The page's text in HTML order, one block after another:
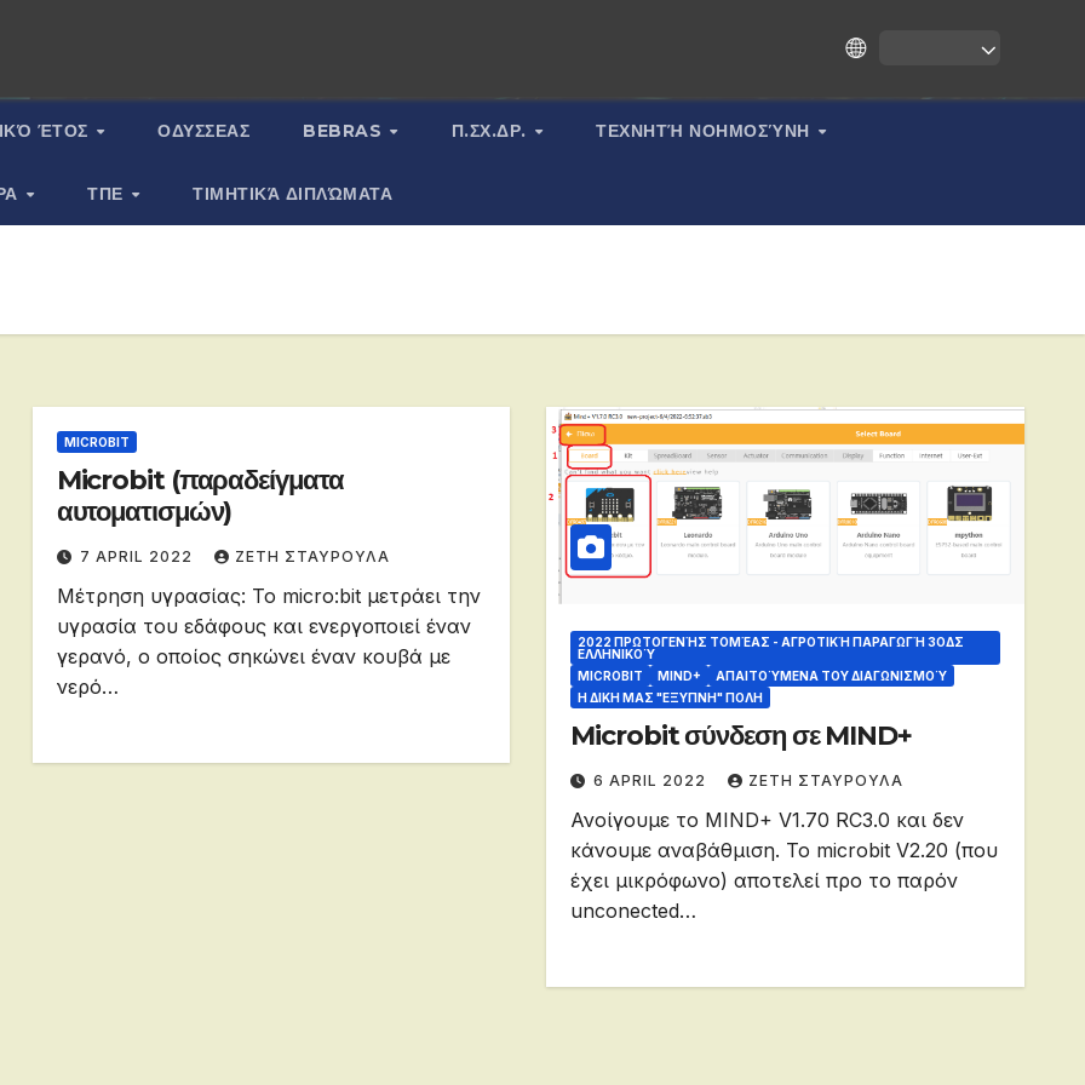
ΈΤΟΣ ΟΔΥΣΣΕΑΣ BEBRAS Π.ΣΧ.ΔΡ. ΤΕΧΝΗΤΉ ΝΟΗΜΟΣΎΝΗ
ΤΠΕ ΤΙΜΗΤΙΚΆ ΔΙΠΛΏΜΑΤΑ
MICROBIT
Microbit (παραδείγματα
αυτοματισμών)
7 APRIL 2022 ΖΕΤΗ ΣΤΑΥΡΟΥΛΑ
Μέτρηση υγρασίας: Το micro:bit μετράει την
υγρασία του εδάφους και ενεργοποιεί έναν
γερανό, ο οποίος σηκώνει έναν κουβά με
νερό…
2022 ΠΡΩΤΟΓΕΝΉΣ ΤΟΜΈΑΣ - ΑΓΡΟΤΙΚΉ ΠΑΡΑΓΩΓΉ 3OΔΣ
ΕΛΛΗΝΙΚΟΎ
MICROBIT
MIND+
ΑΠΑΙΤΟΎΜΕΝΑ ΤΟΥ ΔΙΑΓΩΝΙΣΜΟΎ
Η ΔΙΚΗ ΜΑΣ "ΕΞΥΠΝΗ" ΠΟΛΗ
Microbit σύνδεση σε MIND+
6 APRIL 2022 ΖΕΤΗ ΣΤΑΥΡΟΥΛΑ
Ανοίγουμε το MIND+ V1.70 RC3.0 και δεν
κάνουμε αναβάθμιση. Το microbit V2.20 (που
έχει μικρόφωνο) αποτελεί προ το παρόν
unconected…